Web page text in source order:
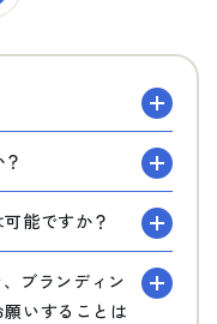
能ですか？
ブランディン
いすることは